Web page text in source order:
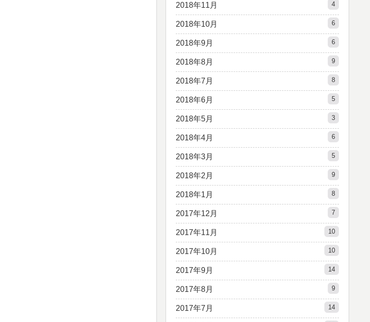
2018年11月 4
2018年10月 6
2018年9月 6
2018年8月 9
2018年7月 8
2018年6月 5
2018年5月 3
2018年4月 6
2018年3月 5
2018年2月 9
2018年1月 8
2017年12月 7
2017年11月 10
2017年10月 10
2017年9月 14
2017年8月 9
2017年7月 14